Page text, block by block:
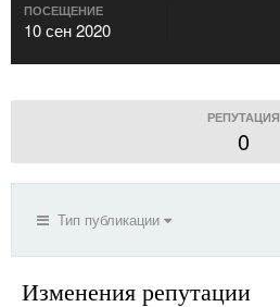
ПОСЕЩЕНИЕ
10 сен 2020
РЕПУТАЦИЯ
0
Тип публикации
Изменения репутации